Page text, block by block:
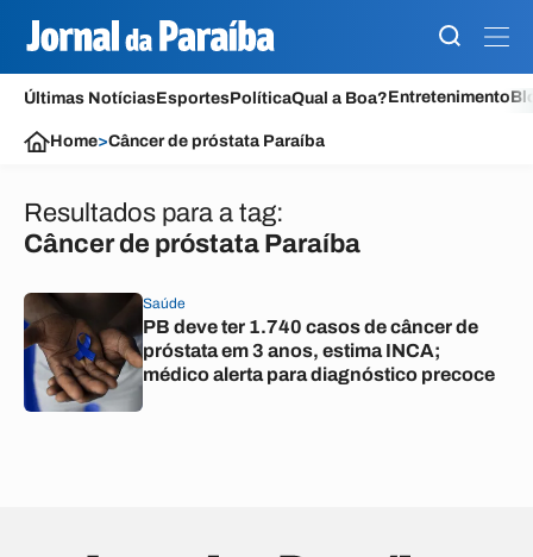
Últimas NotíciasEsportesPolíticaQual a Boa?Entretenimento
Home>Câncer de próstata Paraíba
Resultados para a tag:
Câncer de próstata Paraíba
Saúde
PB deve ter 1.740 casos de câncer de
próstata em 3 anos, estima INCA;
médico alerta para diagnóstico precoce